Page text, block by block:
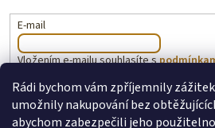
Rádi bychom vám zpříjemnily
umožnily nakupování bez
abychom zabezpečili jeho
E-mail
Vložením e-mailu souhlasíte s
PŘIHLÁSIT SE